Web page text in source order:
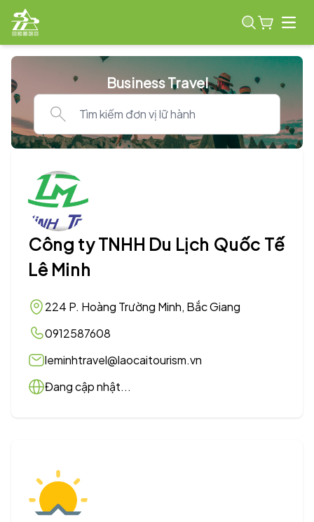
Business Travel
Công ty TNHH Du Lịch Quốc Tế
Lê Minh
224 P. Hoàng Trường Minh, Bắc Giang
0912587608
leminhtravel@laocaitourism.vn
Đang cập nhật...